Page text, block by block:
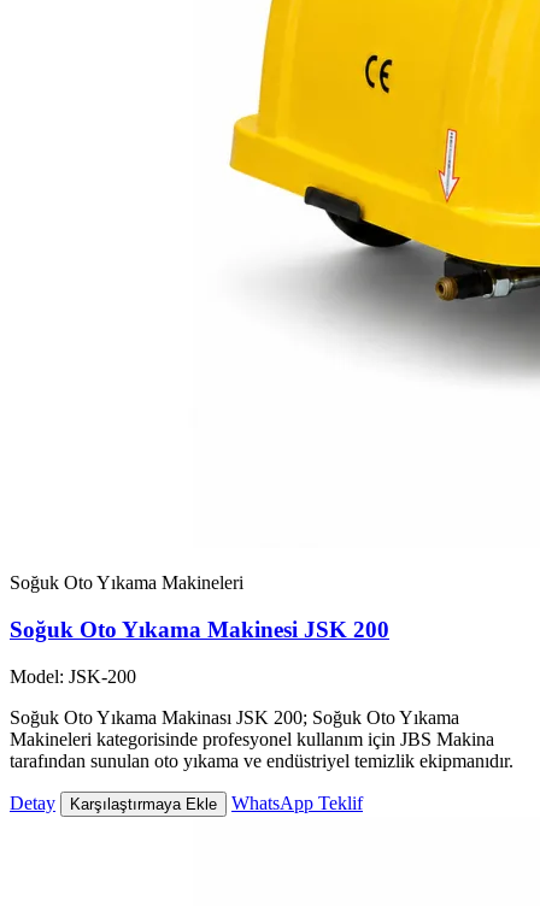
Soğuk Oto Yıkama Makineleri
Soğuk Oto Yıkama Makinesi JSK 200
Model: JSK-200
Soğuk Oto Yıkama Makinası JSK 200; Soğuk Oto Yıkama
Makineleri kategorisinde profesyonel kullanım için JBS Makina
tarafından sunulan oto yıkama ve endüstriyel temizlik ekipmanıdır.
Detay Karşılaştırmaya Ekle WhatsApp Teklif